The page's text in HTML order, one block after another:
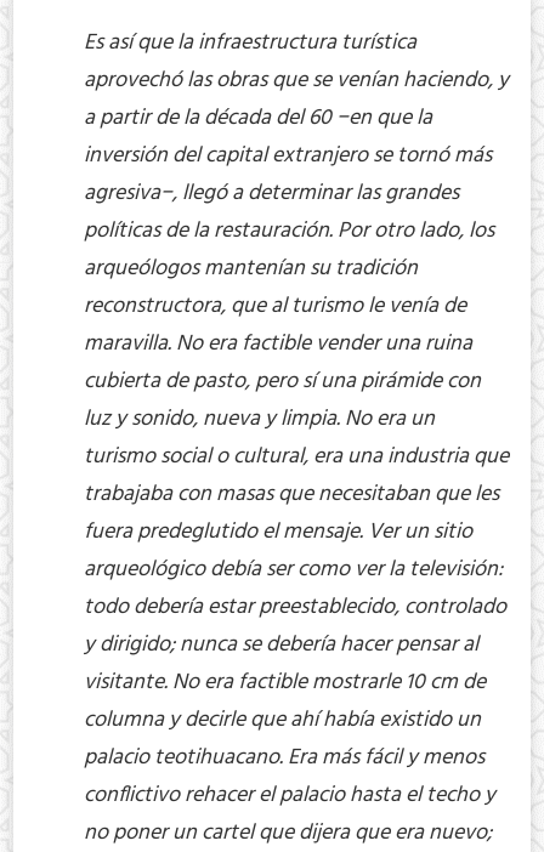
Es así que la infraestructura turística
aprovechó las obras que se venían haciendo, y
a partir de la década del 60 −en que la
inversión del capital extranjero se tornó más
agresiva−, llegó a determinar las grandes
políticas de la restauración. Por otro lado, los
arqueólogos mantenían su tradición
reconstructora, que al turismo le venía de
maravilla. No era factible vender una ruina
cubierta de pasto, pero sí una pirámide con
luz y sonido, nueva y limpia. No era un
turismo social o cultural, era una industria que
trabajaba con masas que necesitaban que les
fuera predeglutido el mensaje. Ver un sitio
arqueológico debía ser como ver la televisión:
todo debería estar preestablecido, controlado
y dirigido; nunca se debería hacer pensar al
visitante. No era factible mostrarle 10 cm de
columna y decirle que ahí había existido un
palacio teotihuacano. Era más fácil y menos
conflictivo rehacer el palacio hasta el techo y
no poner un cartel que dijera que era nuevo;